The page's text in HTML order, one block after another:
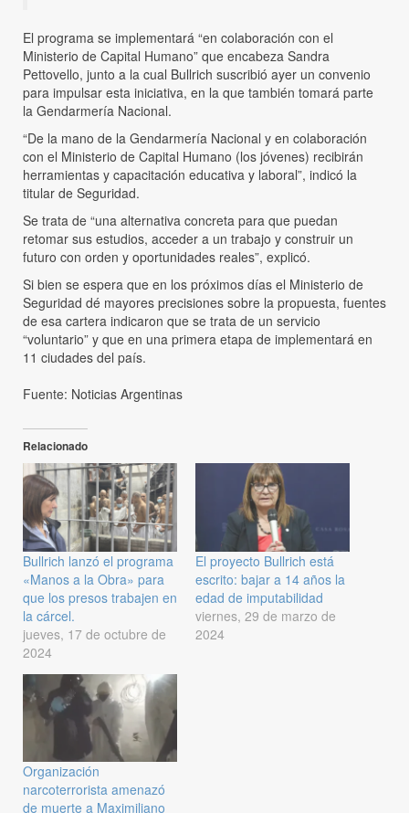
El programa se implementará “en colaboración con el
Ministerio de Capital Humano” que encabeza Sandra
Pettovello, junto a la cual Bullrich suscribió ayer un convenio
para impulsar esta iniciativa, en la que también tomará parte
la Gendarmería Nacional.
“De la mano de la Gendarmería Nacional y en colaboración
con el Ministerio de Capital Humano (los jóvenes) recibirán
herramientas y capacitación educativa y laboral”, indicó la
titular de Seguridad.
Se trata de “una alternativa concreta para que puedan
retomar sus estudios, acceder a un trabajo y construir un
futuro con orden y oportunidades reales”, explicó.
Si bien se espera que en los próximos días el Ministerio de
Seguridad dé mayores precisiones sobre la propuesta, fuentes
de esa cartera indicaron que se trata de un servicio
“voluntario” y que en una primera etapa de implementará en
11 ciudades del país.
Fuente: Noticias Argentinas
Relacionado
Bullrich lanzó el programa
«Manos a la Obra» para
que los presos trabajen en
la cárcel.
jueves, 17 de octubre de
2024
El proyecto Bullrich está
escrito: bajar a 14 años la
edad de imputabilidad
viernes, 29 de marzo de
2024
Organización
narcoterrorista amenazó
de muerte a Maximiliano